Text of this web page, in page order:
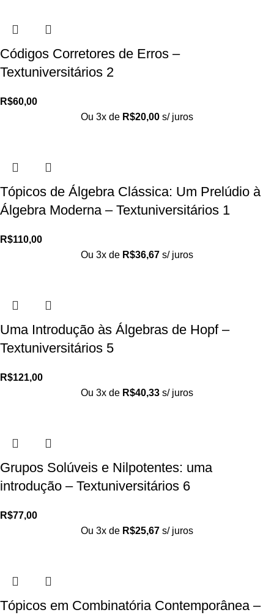
Códigos Corretores de Erros –
Textuniversitários 2
R$60,00
Ou 3x de R$20,00 s/ juros
Tópicos de Álgebra Clássica: Um Prelúdio à
Álgebra Moderna – Textuniversitários 1
R$110,00
Ou 3x de R$36,67 s/ juros
Uma Introdução às Álgebras de Hopf –
Textuniversitários 5
R$121,00
Ou 3x de R$40,33 s/ juros
Grupos Solúveis e Nilpotentes: uma
introdução – Textuniversitários 6
R$77,00
Ou 3x de R$25,67 s/ juros
Tópicos em Combinatória Contemporânea –